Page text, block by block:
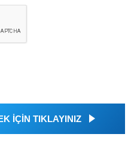
İÇİN TIKLAYINIZ